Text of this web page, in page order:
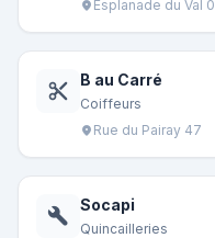
location_on Esplanade du Val 0
content_cut
B au Carré
Coiffeurs
location_on Rue du Pairay 47
build
Socapi
Quincailleries